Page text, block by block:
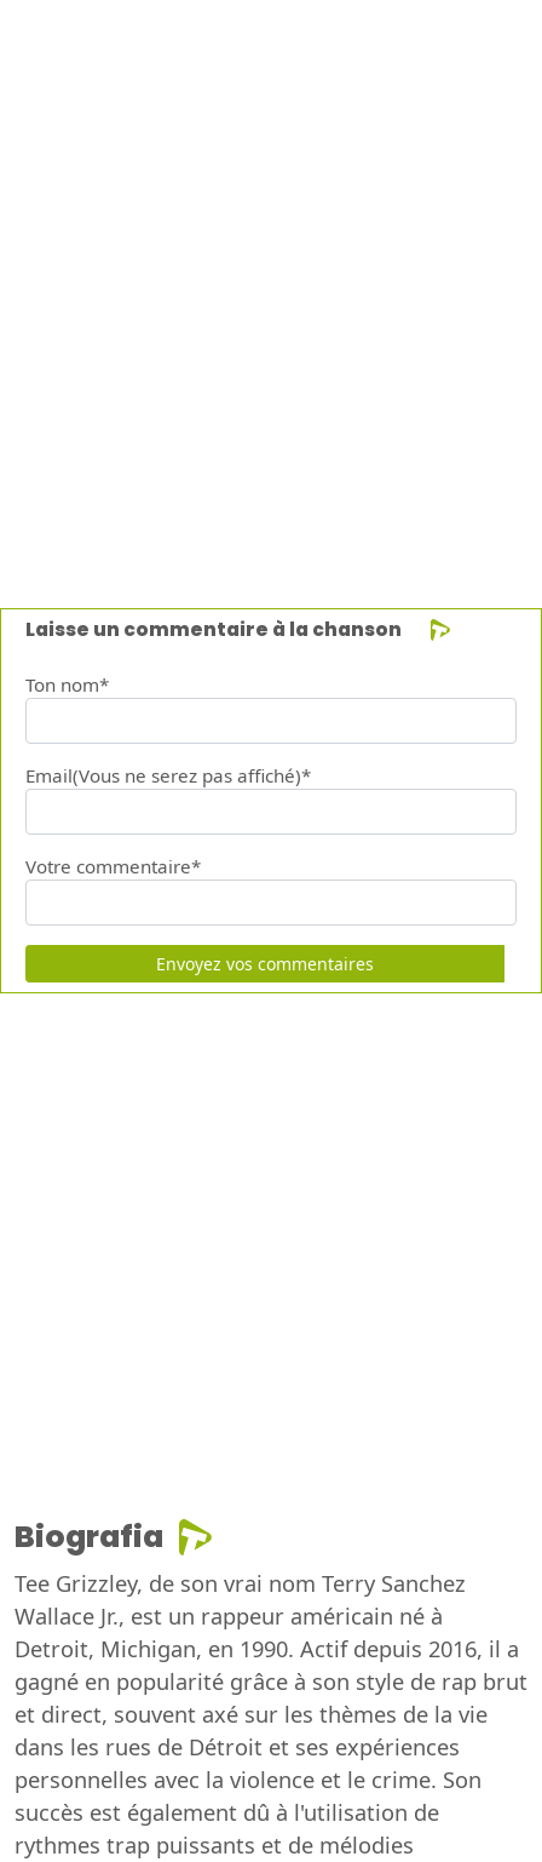
Laisse un commentaire à la chanson
Ton nom*
Email(Vous ne serez pas affiché)*
Votre commentaire*
Envoyez vos commentaires
Biografia
Tee Grizzley, de son vrai nom Terry Sanchez
Wallace Jr., est un rappeur américain né à
Detroit, Michigan, en 1990. Actif depuis 2016, il a
gagné en popularité grâce à son style de rap brut
et direct, souvent axé sur les thèmes de la vie
dans les rues de Détroit et ses expériences
personnelles avec la violence et le crime. Son
succès est également dû à l'utilisation de
rythmes trap puissants et de mélodies